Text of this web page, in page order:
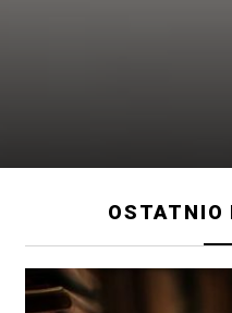
OSTATNIO